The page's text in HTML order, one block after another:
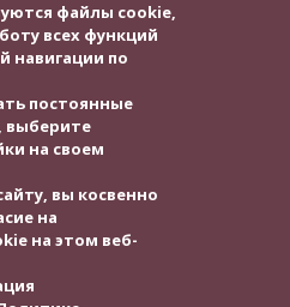
файлы cookie,
всех функций
навигации по
постоянные
выберите
на своем
вы косвенно
на
на этом веб-